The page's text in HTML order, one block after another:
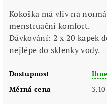
Kokoška má vliv na
menstruační komfort.
Dávkování: 2 x 20 kapek
nejlépe do sklenky vody.
Dostupnost
Měrná cena